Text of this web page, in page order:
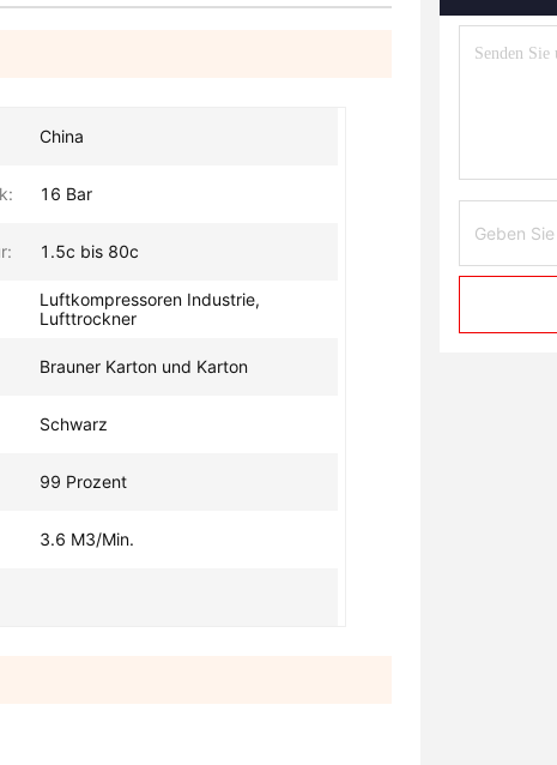
China
16 Bar
1.5c bis 80c
Luftkompressoren Industrie,
Lufttrockner
Brauner Karton und Karton
Schwarz
99 Prozent
3.6 M3/Min.